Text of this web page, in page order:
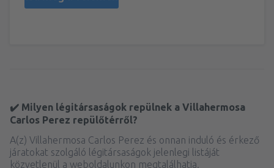
✔️ Milyen légitársaságok repülnek a Villahermosa
Carlos Perez repülőtérről?
A(z) Villahermosa Carlos Perez és onnan induló és érkező
járatokat szolgáló légitársaságok jelenlegi listáját
közvetlenül a weboldalunkon megtalálhatja.